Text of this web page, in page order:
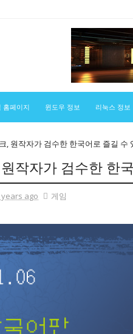
홈페이지 윈도우 정보 리눅스 정보
, 원작자가 검수한 한국어로 즐길 수
작자가 검수한 한
years ago 게임